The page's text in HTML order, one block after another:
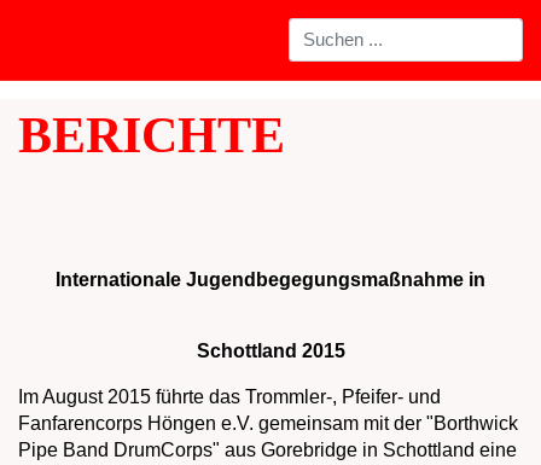
BERICHTE
Internationale Jugendbegegungsmaßnahme in
Schottland 2015
Im August 2015 führte das Trommler-, Pfeifer- und
Fanfarencorps Höngen e.V. gemeinsam mit der "Borthwick
Pipe Band DrumCorps" aus Gorebridge in Schottland eine